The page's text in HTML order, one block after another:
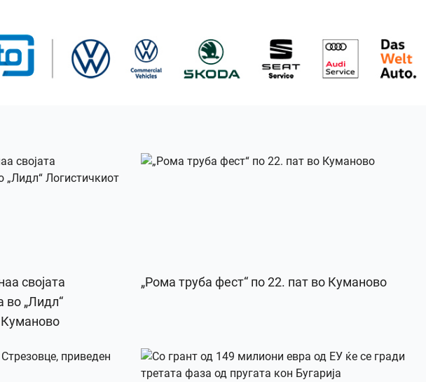
својата
во „Лидл“
Куманово
„Рома труба фест“ по 22. пат во Куманово